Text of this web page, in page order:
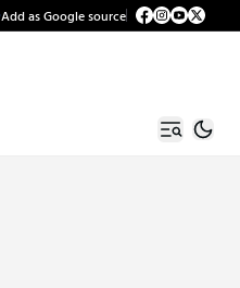
Add as Google source